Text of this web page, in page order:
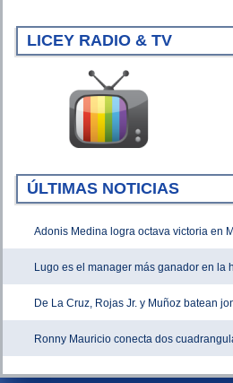
LICEY RADIO & TV
ÚLTIMAS NOTICIAS
Adonis Medina logra octava victoria en
Lugo es el manager más ganador en la
De La Cruz, Rojas Jr. y Muñoz batean
Ronny Mauricio conecta dos